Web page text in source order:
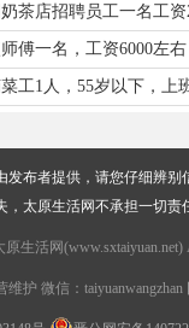
发布者提供，请您仔细辨别
太原生活网不承担一切责
生活网(www.sxtaiyuan.net)
维护 微信：taiyuanwangzhan